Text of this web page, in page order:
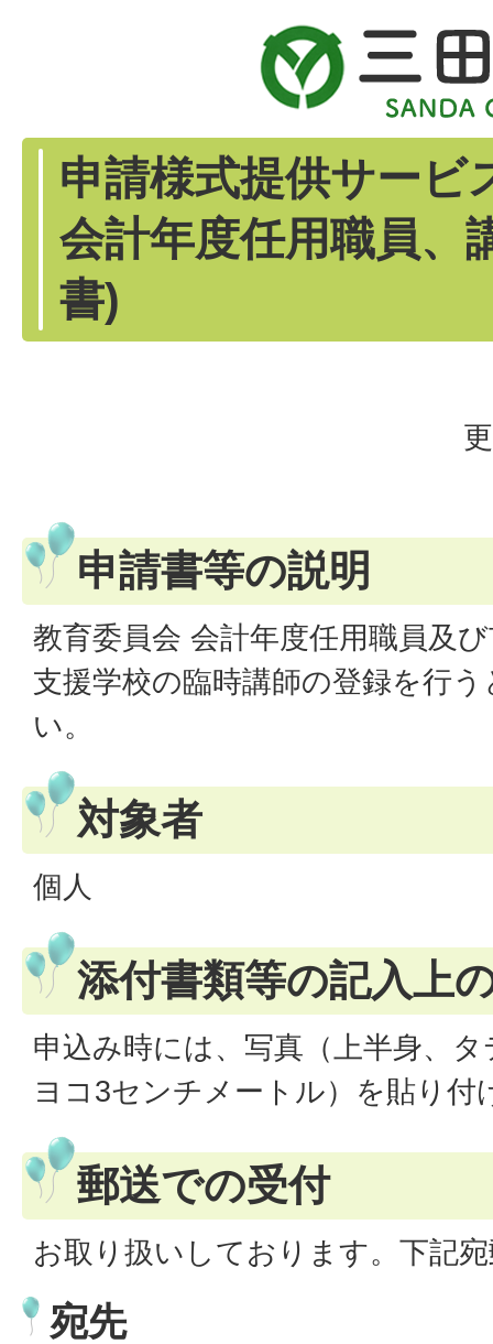
申請様式提供サービ
会計年度任用職員、
書)
申請書等の説明
教育委員会 会計年度任用職員及
支援学校の臨時講師の登録を行
い。
対象者
個人
添付書類等の記入上
申込み時には、写真（上半身、
ヨコ3センチメートル）を貼り付
郵送での受付
お取り扱いしております。下記
宛先